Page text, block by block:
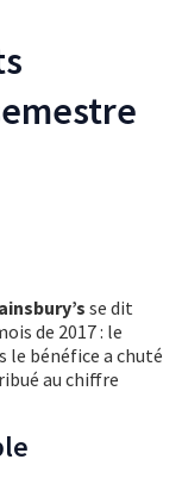
se dit
de 2017 : le
le bénéfice a chuté
au chiffre